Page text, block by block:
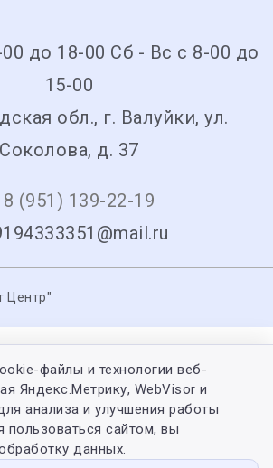
до 18-00 Сб - Вс с 8-00 до
15-00
обл., г. Валуйки, ул.
Соколова, д. 37
8 (951) 139-22-19
Центр"
файлы и технологии веб-
Яндекс.Метрику, WebVisor и
анализа и улучшения работы
пользоваться сайтом, вы
данных.